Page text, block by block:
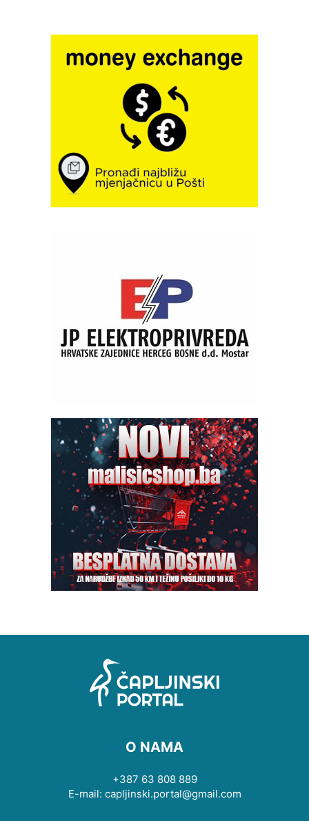
O NAMA
+387 63 808 889
E-mail: capljinski.portal@gmail.com